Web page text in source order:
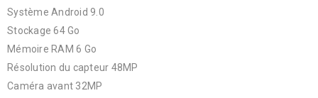
Système Android 9.0
Stockage 64 Go
Mémoire RAM 6 Go
Résolution du capteur 48MP
Caméra avant 32MP